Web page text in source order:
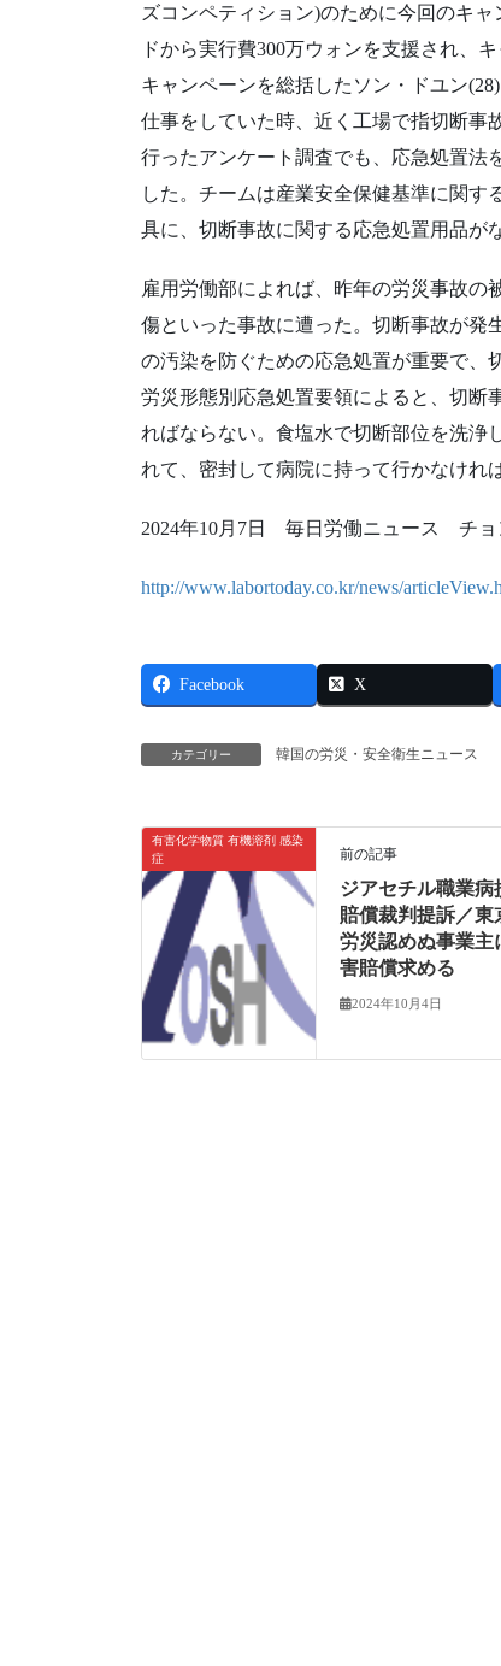
ズコンペティション)のために今回のキ
ドから実行費300万ウォンを支援され、
キャンペーンを総括したソン・ドユン
仕事をしていた時、近く工場で指切断事
行ったアンケート調査でも、応急処置法
した。チームは産業安全保健基準に関す
具に、切断事故に関する応急処置用品が
雇用労働部によれば、昨年の労災事故の
傷といった事故に遭った。切断事故が発
の汚染を防ぐための応急処置が重要で、
労災形態別応急処置要領によると、切断
ればならない。食塩水で切断部位を洗浄
れて、密封して病院に持って行かなけれ
2024年10月7日 毎日労働ニュース チョ
http://www.labortoday.co.kr/news/
Facebook X
カテゴリー 韓国の労災・安全衛生ニュース
有害化学物質 有機溶剤 感染
症
前の記事
ジアセチル職業病
賠償裁判提訴／東
労災認めぬ事業主
害賠償求める
2024年10月4日